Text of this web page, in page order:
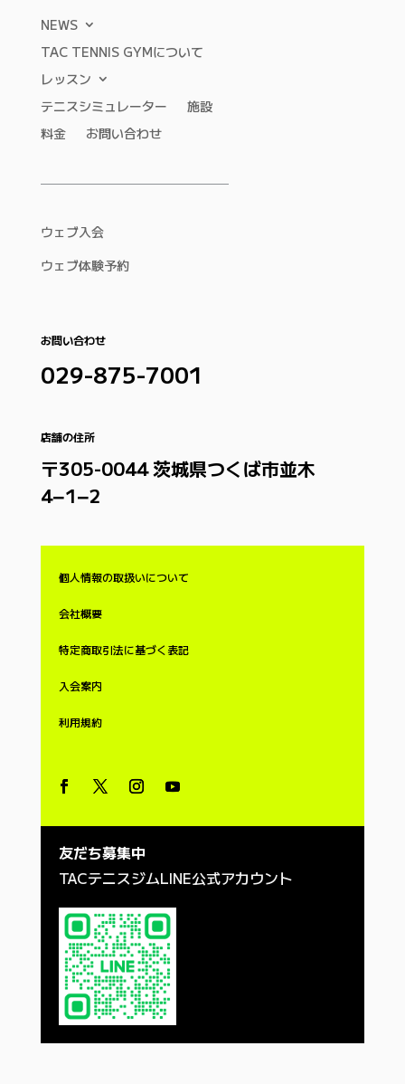
NEWS
TAC TENNIS GYMについて
レッスン
テニスシミュレーター
施設
料金
お問い合わせ
ウェブ入会
ウェブ体験予約
お問い合わせ
029-875-7001
店舗の住所
〒305-0044 茨城県つくば市並木
4−1−2
個人情報の取扱いについて
会社概要
特定商取引法に基づく表記
入会案内
利用規約
友だち募集中
TACテニスジムLINE公式アカウント